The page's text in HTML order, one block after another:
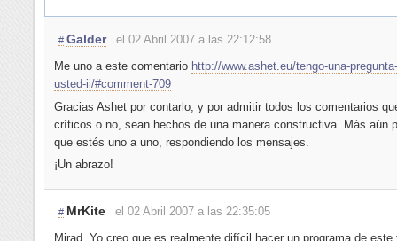
# Galder
el 02 Abril 2007 a las 22:12:58
Me uno a este comentario http://www.ashet.eu/tengo-una-
usted-ii/#comment-709
Gracias Ashet por contarlo, y por admitir todos los comentarios
críticos o no, sean hechos de una manera constructiva. Más aún
que estés uno a uno, respondiendo los mensajes.
¡Un abrazo!
# MrKite
el 02 Abril 2007 a las 22:35:05
Mirad. Yo creo que es realmente difícil hacer un programa de este